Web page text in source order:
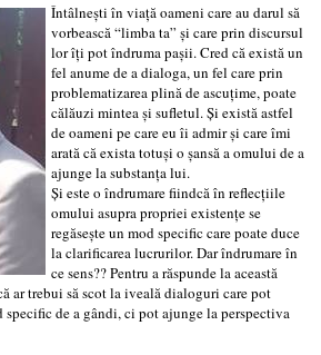
Întâlnești în viață oameni care au darul să
vorbească “limba ta” și care prin discursul
lor îți pot îndruma pașii. Cred că există un
fel anume de a dialoga, un fel care prin
problematizarea plină de ascuțime, poate
călăuzi mintea și sufletul. Și există astfel
de oameni pe care eu îi admir și care îmi
arată că exista totuși o șansă a omului de a
ajunge la substanța lui.
Și este o îndrumare fiindcă în reflecțiile
omului asupra propriei existențe se
regăsește un mod specific care poate duce
la clarificarea lucrurilor. Dar îndrumare în
ce sens?? Pentru a răspunde la această
ar trebui să scot la iveală dialoguri care pot
de a gândi, ci pot ajunge la perspectiva